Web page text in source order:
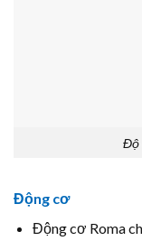
Độ
Động cơ
Động cơ Roma